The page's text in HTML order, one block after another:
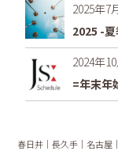
2025年7
2025 -
2024年
=年末
春日井｜長久手｜名古屋